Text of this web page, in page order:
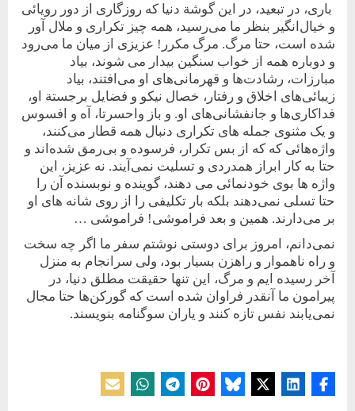
باری، در تبعید، در این گوشة دنیا که روزگاری از دور رویائی
و خیال‌انگیر بنظر ما می‌رسید، همه چیز تکراری و ملال آور
شده ‏است، حتا مرگ. مرگ مکرر! عزیزی از میان ما می‌رود
و دوباره همه از ‏خواب سنگین بیدار می شوند، بیاد
مبارزات، رشادت‌ها و قهرمانی‌های او می‌افتند، بیاد
‏زیبائی‌های اخلاق و رفتار، خصال نیکو و فضایل برجستة او،
فداکاری‌ها و ‏جانفشانی‌های او. و باز واحسرتا، آه و افسوس
و یک مثنوی جمله های ‏تکراری دنبال همه قطار می‌کنند،
واژه‌هائی که که از بس تکرار، فرسوده ‏و بی‌رمق شده‌اند و
حتا به کار ابراز همدردی و تسلیت نمی‌آیند. نه عزیز، ‏این
واژه ها بوی خودنمائی می دهند، گوینده و نوبسنده آن را
حتا تسلی نمی‌دهند بلکه بار تکلیفی را از روی ‏شانه های او
بر می‌دارند. همین و بعد فراموشی! فراموشی …‏
نمی‌دانم، امروز برای دوستی نوشتم سفر ما اگر چه سخت
و راه ناهموار ‏و راهزن بسیار بود، ولی سرانجام به منزل
آخر رسیده ایم و مرگ، این ‏تنها حقیقت مطلق دنیا، در
پیرامون ما آنقدر فراوان شده است که گورکن‌ها ‏حتا مجال
نمی‌یابند نفس تازه کنند و یاران سوگنامه بنویسند.